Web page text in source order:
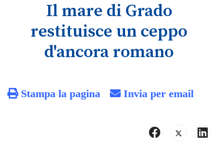
Il mare di Grado
restituisce un ceppo
d'ancora romano
Stampa la pagina Invia per email